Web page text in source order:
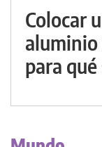
Colocar
aluminio
para